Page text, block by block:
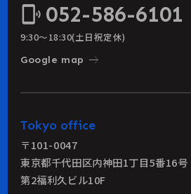
phonelink_ring 052-586-6101
9:30〜18:30(土日祝定休)
Google map east
Tokyo office
〒101-0047
東京都千代田区内神田1丁目5番16号
第2福利久ビル10F